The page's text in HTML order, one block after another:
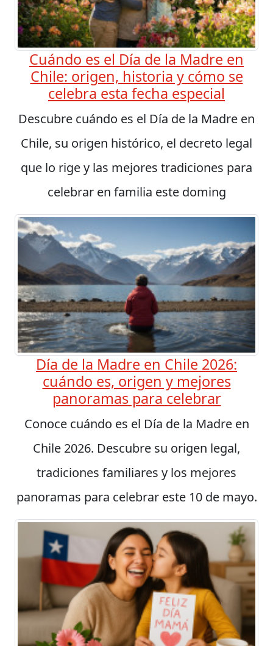
Cuándo es el Día de la Madre en
Chile: origen, historia y cómo se
celebra esta fecha especial
Descubre cuándo es el Día de la Madre en
Chile, su origen histórico, el decreto legal
que lo rige y las mejores tradiciones para
celebrar en familia este doming
Día de la Madre en Chile 2026:
cuándo es, origen y mejores
panoramas para celebrar
Conoce cuándo es el Día de la Madre en
Chile 2026. Descubre su origen legal,
tradiciones familiares y los mejores
panoramas para celebrar este 10 de mayo.